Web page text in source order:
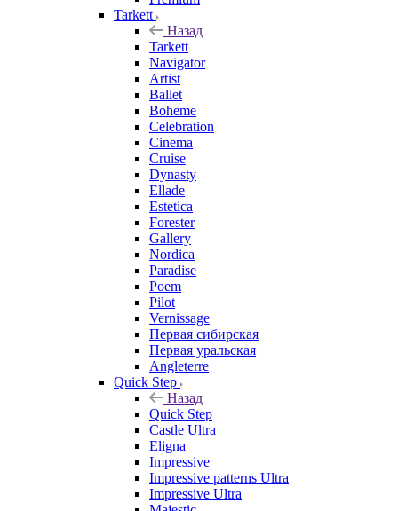
Tarkett
Назад
Tarkett
Navigator
Artist
Ballet
Boheme
Celebration
Cinema
Cruise
Dynasty
Ellade
Estetica
Forester
Gallery
Nordica
Paradise
Poem
Pilot
Vernissage
Первая сибирская
Первая уральская
Angleterre
Quick Step
Назад
Quick Step
Castle Ultra
Eligna
Impressive
Impressive patterns Ultra
Impressive Ultra